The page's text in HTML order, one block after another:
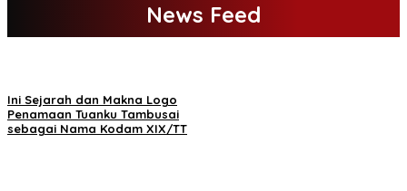
News Feed
Ini Sejarah dan Makna Logo
Penamaan Tuanku Tambusai
sebagai Nama Kodam XIX/TT